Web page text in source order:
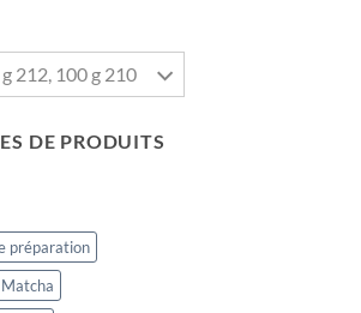
212, 100 g 210
DE PRODUITS
préparation